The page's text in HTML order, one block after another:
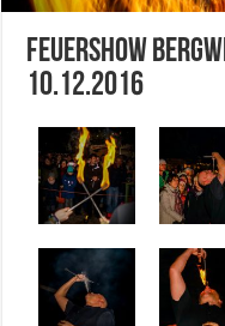
Feuershow
10.12.2016